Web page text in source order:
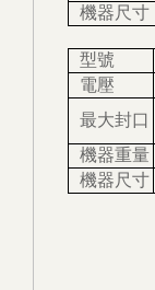
機器尺寸
型號
電壓
最大封口
機器重量
機器尺寸